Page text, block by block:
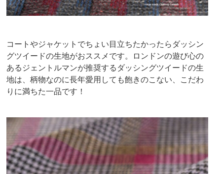
コートやジャケットでちょい目立ちたかったらダッシン
グツイードの生地がおススメです。ロンドンの遊び心の
あるジェントルマンが推奨するダッシングツイードの生
地は、柄物なのに長年愛用しても飽きのこない、こだわ
りに満ちた一品です！